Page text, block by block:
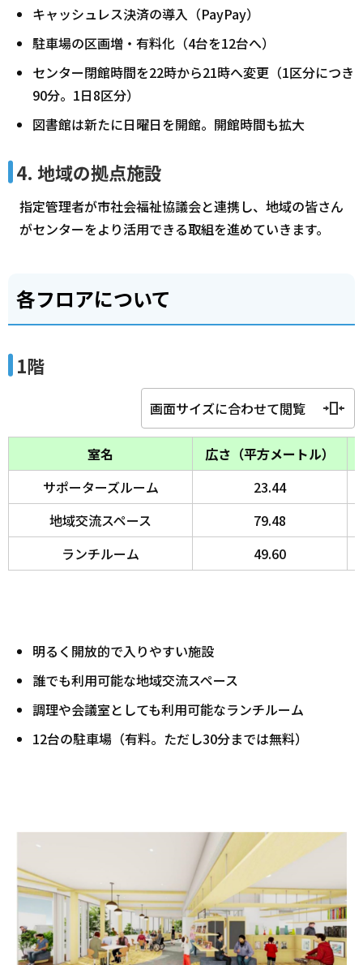
キャッシュレス決済の導入（PayPay）
駐車場の区画増・有料化（4台を12台へ）
センター閉館時間を22時から21時へ変更（1区分につき
90分。1日8区分）
図書館は新たに日曜日を開館。開館時間も拡大
4. 地域の拠点施設
指定管理者が市社会福祉協議会と連携し、地域の皆さん
がセンターをより活用できる取組を進めていきます。
各フロアについて
1階
画面サイズに合わせて閲覧
室名
広さ（平方メートル）
サポーターズルーム
23.44
地域交流スペース
79.48
ランチルーム
49.60
明るく開放的で入りやすい施設
誰でも利用可能な地域交流スペース
調理や会議室としても利用可能なランチルーム
12台の駐車場（有料。ただし30分までは無料）